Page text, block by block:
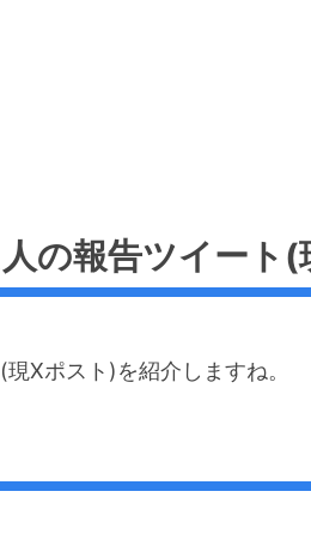
の報告ツイート
Xポスト)を紹介しますね。